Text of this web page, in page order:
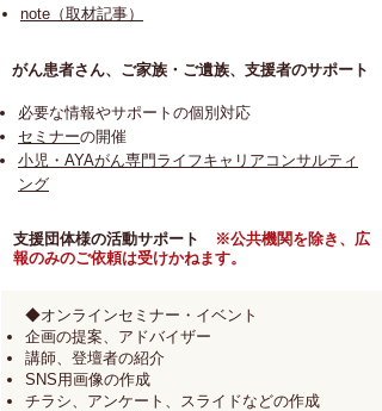
note（取材記事）
がん患者さん、ご家族・ご遺族、支援者のサポート
必要な情報やサポートの個別対応
セミナーの開催​
小児・AYAがん専門ライフキャリアコンサルティ
ング
支援団体様の活動サポート
※公共機関を除き、広
報のみのご依頼は受けかねます。
◆オンラインセミナー・イベント
企画の提案、アドバイザー
講師、登壇者の紹介
SNS用画像の作成
​チラシ、アンケート、スライドなどの作成